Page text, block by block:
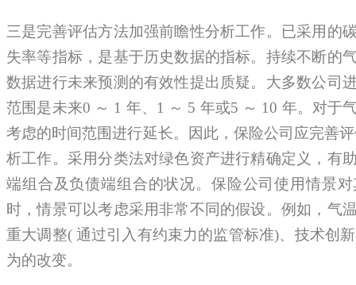
三是完善评估方法加强前瞻性分析工作。已采用的
失率等指标，是基于历史数据的指标。持续不断的
数据进行未来预测的有效性提出质疑。大多数公司
范围是未来0 ～ 1 年、1 ～ 5 年或5 ～ 10 年。对于
考虑的时间范围进行延长。因此，保险公司应完善
析工作。采用分类法对绿色资产进行精确定义，有
端组合及负债端组合的状况。保险公司使用情景
时，情景可以考虑采用非常不同的假设。例如，气
重大调整( 通过引入有约束力的监管标准)、技术创
为的改变。